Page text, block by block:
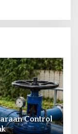
Control